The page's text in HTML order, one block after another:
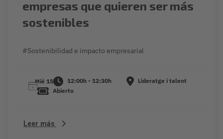
empresas que quieren ser más
sostenibles
#Sostenibilidad e impacto empresarial
Mié 15 12:00h - 12:30h
Lideratge i talent
Abierto
Leer más